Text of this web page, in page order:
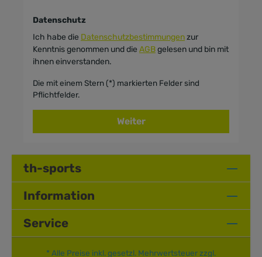
Datenschutz
Ich habe die Datenschutzbestimmungenzur
Kenntnis genommen und die AGBgelesen und bin mit
ihnen einverstanden.
Die mit einem Stern (*) markierten Felder sind
Pflichtfelder.
Weiter
th-sports
Information
Service
* Alle Preise inkl. gesetzl. Mehrwertsteuer zzgl.